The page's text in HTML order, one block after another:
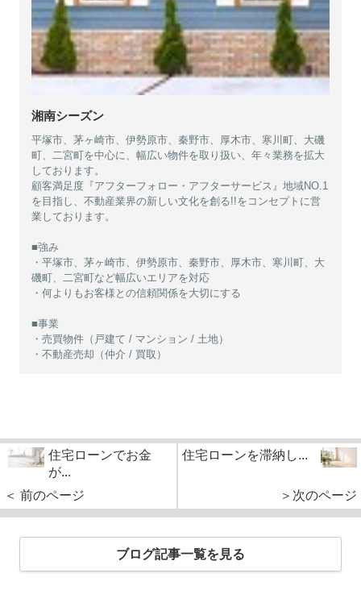
湘南シーズン
平塚市、茅ヶ崎市、伊勢原市、秦野市、厚木市、寒川町、大磯
町、二宮町を中心に、幅広い物件を取り扱い、年々業務を拡大
しております。
顧客満足度『アフターフォロー・アフターサービス』地域NO.1
を目指し、不動産業界の新しい文化を創る!!をコンセプトに営
業しております。
■強み
・平塚市、茅ヶ崎市、伊勢原市、秦野市、厚木市、寒川町、大
磯町、二宮町など幅広いエリアを対応
・何よりもお客様との信頼関係を大切にする
■事業
・売買物件（戸建て / マンション / 土地）
・不動産売却（仲介 / 買取）
住宅ローンでお金
が...
＜ 前のページ
住宅ローンを滞納し...
＞次のページ
ブログ記事一覧を見る